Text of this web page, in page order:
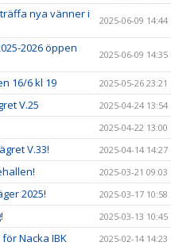
nya vänner i
2025-06-09 14:44
2026 öppen
2025-06-09 14:35
16/6 kl 19 2025-05-26 23:21
V.25 2025-04-24 13:54
2025-04-22 13:00
V.33! 2025-04-14 14:27
2025-03-21 09:03
2025! 2025-03-17 10:58
2025-03-13 10:45
Nacka IBK 2025-02-14 14:23